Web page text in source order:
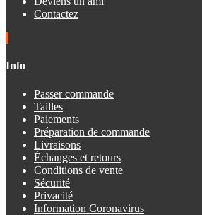
Contactez
Info
Passer commande
Tailles
Paiements
Préparation de commande
Livraisons
Échanges et retours
Conditions de vente
Sécurité
Privacité
Information Coronavirus